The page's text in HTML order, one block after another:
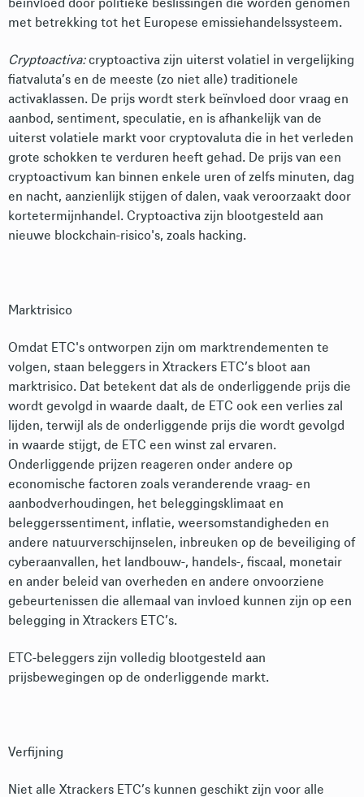
beïnvloed door politieke beslissingen die worden genomen
met betrekking tot het Europese emissiehandelssysteem.
Cryptoactiva:cryptoactiva zijn uiterst volatiel in vergelijking
fiatvaluta’s en de meeste (zo niet alle) traditionele
activaklassen. De prijs wordt sterk beïnvloed door vraag en
aanbod, sentiment, speculatie, en is afhankelijk van de
uiterst volatiele markt voor cryptovaluta die in het verleden
grote schokken te verduren heeft gehad. De prijs van een
cryptoactivum kan binnen enkele uren of zelfs minuten, dag
en nacht, aanzienlijk stijgen of dalen, vaak veroorzaakt door
kortetermijnhandel. Cryptoactiva zijn blootgesteld aan
nieuwe blockchain-risico's, zoals hacking.
Marktrisico
Omdat ETC's ontworpen zijn om marktrendementen te
volgen, staan beleggers in Xtrackers ETC’s bloot aan
marktrisico. Dat betekent dat als de onderliggende prijs die
wordt gevolgd in waarde daalt, de ETC ook een verlies zal
lijden, terwijl als de onderliggende prijs die wordt gevolgd
in waarde stijgt, de ETC een winst zal ervaren.
Onderliggende prijzen reageren onder andere op
economische factoren zoals veranderende vraag- en
aanbodverhoudingen, het beleggingsklimaat en
beleggerssentiment, inflatie, weersomstandigheden en
andere natuurverschijnselen, inbreuken op de beveiliging of
cyberaanvallen, het landbouw-, handels-, fiscaal, monetair
en ander beleid van overheden en andere onvoorziene
gebeurtenissen die allemaal van invloed kunnen zijn op een
belegging in Xtrackers ETC’s.
ETC-beleggers zijn volledig blootgesteld aan
prijsbewegingen op de onderliggende markt.
Verfijning
Niet alle Xtrackers ETC’s kunnen geschikt zijn voor alle